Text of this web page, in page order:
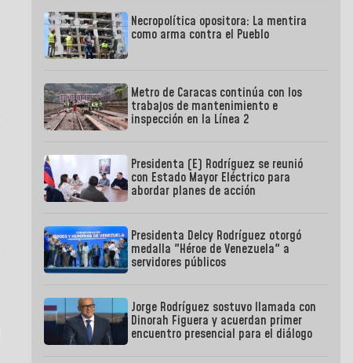
Necropolítica opositora: La mentira
como arma contra el Pueblo
Metro de Caracas continúa con los
trabajos de mantenimiento e
inspección en la Línea 2
Presidenta (E) Rodríguez se reunió
con Estado Mayor Eléctrico para
abordar planes de acción
Presidenta Delcy Rodríguez otorgó
medalla "Héroe de Venezuela" a
servidores públicos
Jorge Rodríguez sostuvo llamada con
Dinorah Figuera y acuerdan primer
encuentro presencial para el diálogo